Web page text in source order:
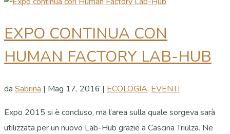
EXPO CONTINUA CON
HUMAN FACTORY LAB-HUB
da Sabrina | Mag 17, 2016 | ECOLOGIA, EVENTI
Expo 2015 si è concluso, ma l’area sulla quale sorgeva sarà
utilizzata per un nuovo Lab-Hub grazie a Cascina Triulza. Ne